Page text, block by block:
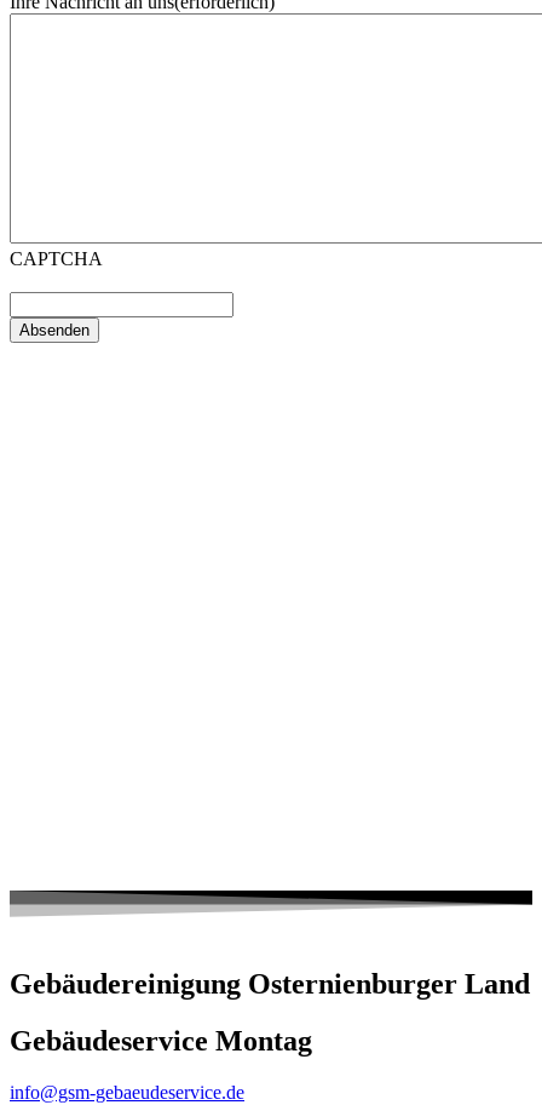
CAPTCHA
Gebäudereinigung Osternienburger Land
Gebäudeservice Montag
info@gsm-gebaeudeservice.de